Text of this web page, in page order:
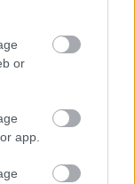
or
app.
légiós